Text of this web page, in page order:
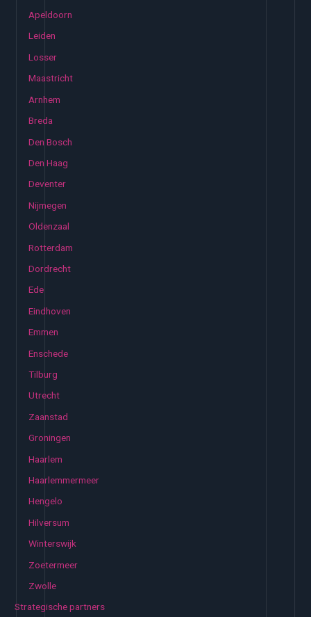
Apeldoorn
Leiden
Losser
Maastricht
Arnhem
Breda
Den Bosch
Den Haag
Deventer
Nijmegen
Oldenzaal
Rotterdam
Dordrecht
Ede
Eindhoven
Emmen
Enschede
Tilburg
Utrecht
Zaanstad
Groningen
Haarlem
Haarlemmermeer
Hengelo
Hilversum
Winterswijk
Zoetermeer
Zwolle
Strategische partners